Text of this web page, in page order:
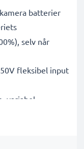
batterier
selv når
fleksibel input
variabel